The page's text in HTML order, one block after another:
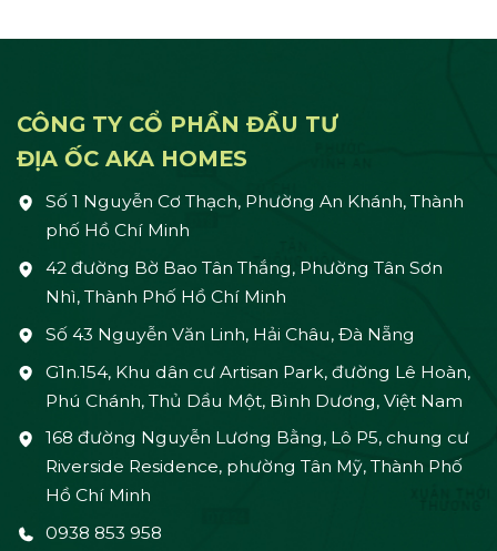
CÔNG TY CỔ PHẦN ĐẦU TƯ
ĐỊA ỐC AKA HOMES
Số 1 Nguyễn Cơ Thạch, Phường An Khánh, Thành
phố Hồ Chí Minh
42 đường Bờ Bao Tân Thắng, Phường Tân Sơn
Nhì, Thành Phố Hồ Chí Minh
Số 43 Nguyễn Văn Linh, Hải Châu, Đà Nẵng
G1n.154, Khu dân cư Artisan Park, đường Lê Hoàn,
Phú Chánh, Thủ Dầu Một, Bình Dương, Việt Nam
168 đường Nguyễn Lương Bằng, Lô P5, chung cư
Riverside Residence, phường Tân Mỹ, Thành Phố
Hồ Chí Minh
0938 853 958